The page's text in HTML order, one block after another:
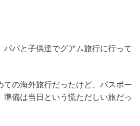
パと子供達でグアム旅行に行って
ての海外旅行だったけど、パスポー
準備は当日という慌ただしい旅だっ